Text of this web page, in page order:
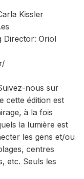
Kissler
Director: Oriol
nous sur
cette édition est
à la fois
la lumière est
les gens et/ou
centres
etc. Seuls les